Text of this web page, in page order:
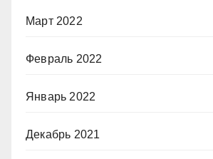
Март 2022
Февраль 2022
Январь 2022
Декабрь 2021